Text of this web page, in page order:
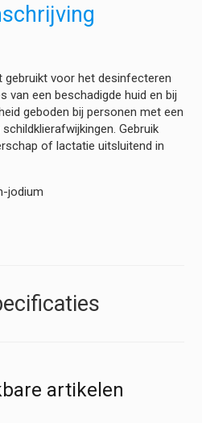
voor het desinfecteren
van een beschadigde huid en bij
geboden bij personen met een
Gebruik
of lactatie uitsluitend in
jodium
artikelen